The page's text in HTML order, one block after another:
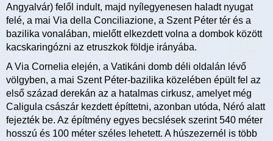
Angyalvár) felől indult, majd nyílegyenesen haladt nyugat
felé, a mai Via della Conciliazione, a Szent Péter tér és a
bazilika vonalában, mielőtt elkezdett volna a dombok között
kacskaringózni az etruszkok földje irányába.
A Via Cornelia elején, a Vatikáni domb déli oldalán lévő
völgyben, a mai Szent Péter-bazilika közelében épült fel az
első század derekán az a hatalmas cirkusz, amelyet még
Caligula császár kezdett építtetni, azonban utóda, Néró alatt
fejezték be. Az építmény egyes becslések szerint 540 méter
hosszú és 100 méter széles lehetett. A húszezernél is több